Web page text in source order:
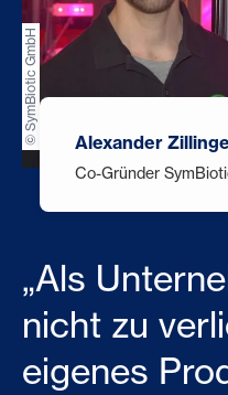
© SymBiotic GmbH Alexander
Co-Gründer
„Als
nicht zu
eigenes